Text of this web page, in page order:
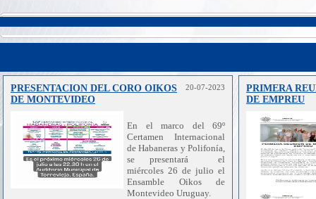
PRESENTACION DEL CORO OIKOS
DE MONTEVIDEO
20-07-2023
En el marco del 69º
Certamen Internacional
de Habaneras y Polifonía,
se presentará el
miércoles 26 de julio el
Ensamble Oikos de
Montevideo Uruguay.
PRIMERA
DE EMPREU